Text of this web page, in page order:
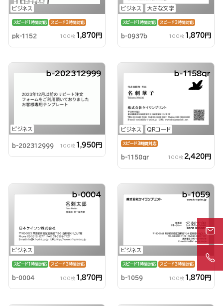
ビジネス
スピード1時間対応 スピード3時間対応
pk-1152 100枚 1,870円
ビジネス 大きな文字
スピード1時間対応 スピード3時間対応
b-0937b 100枚 1,870円
ビジネス
b-202312999
b-202312999 100枚 1,950円
ビジネス QRコード
b-1158qr
スピード3時間対応
b-1158qr 100枚 2,420円
ビジネス
b-0004
スピード1時間対応 スピード3時間対応
b-0004 100枚 1,870円
ビジネス
b-1059
スピード1時間対応 スピード3時間対応
b-1059 100枚 1,870円